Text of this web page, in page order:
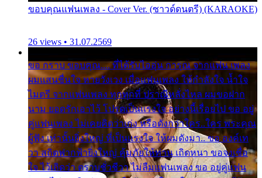
ขอบคุณแฟนเพลง - Cover Ver. (ซาวด์ดนตรี) (KARAOKE)
26 views • 31.07.2569
ขอ กราบ ขอบคุณ.... ที่ได้รับไออุ่น การุณ จากแฟน เพลง
ผมแสนชื่นใจ หายวังเวง เมื่อแฟนเพลง ให้กำลังใจ น้ำใจ
ไมตรี จากแฟนเพลง ทุกทุกที่ ปราณีหลั่งไหล ผมขอฝาก
นาม ยอดรักเอาไว้ โปรดเป็นแรงใจ อย่างนี้เรื่อยไป ขอ อยู่
คู่แฟนเพลง ไม่เคยคิดว่าเก่ง หรือดังกว่าใคร..ใคร พระคุณ
ผู้ฟัง เท่านั้นยิ่งใหญ่ ที่เป็นแรงใจ ให้ผมดังมา.. ขอ องค์เท
วา สถิตฟากฟ้ายิ่งใหญ่ คุ้มภัยให้ท่าน เถิดหนา ขอจงเชื่อ
ใจ ไว้เถิดว่า ตราบชั่วชีวา ไม่ลืมแฟนเพลง ขอ อยู่คู่แฟน